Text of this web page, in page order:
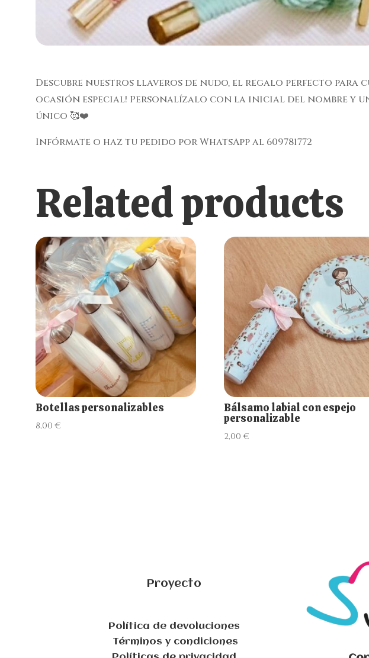
Descubre nuestros llaveros de nudo, el regalo perfecto para
ocasión especial! Personalízalo con la inicial del nombre y
único 🥰❤️
Infórmate o haz tu pedido por WhatsApp al 609781772
Related products
Botellas personalizables
8,00€
Bálsamo labial con espejo
personalizable
2,00€
Proyecto
Política de devoluciones
Términos y condiciones